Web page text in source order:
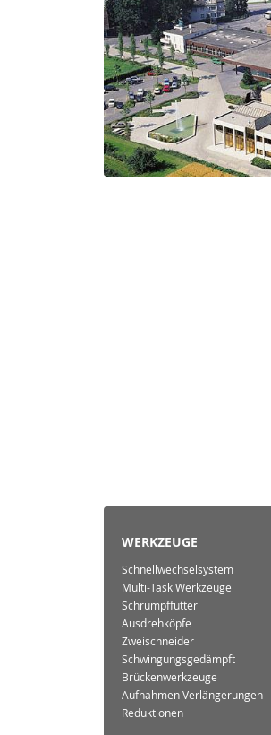
WERKZEUGE
Schnellwechselsystem
Multi-Task Werkzeuge
Schrumpffutter
Ausdrehköpfe
Zweischneider
Schwingungsgedämpft
Brückenwerkzeuge
Aufnahmen Verlängerungen
Reduktionen